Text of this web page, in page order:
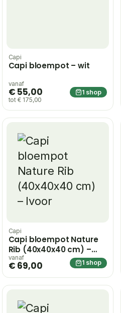
Capi
Capi bloempot – wit
vanaf
€ 55,00
tot € 175,00
1 shop
Capi
Capi bloempot Nature
Rib (40x40x40 cm) –
Ivoor
vanaf
€ 69,00 1 shop